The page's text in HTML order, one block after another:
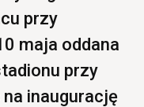
przy
maja oddana
przy
inaugurację